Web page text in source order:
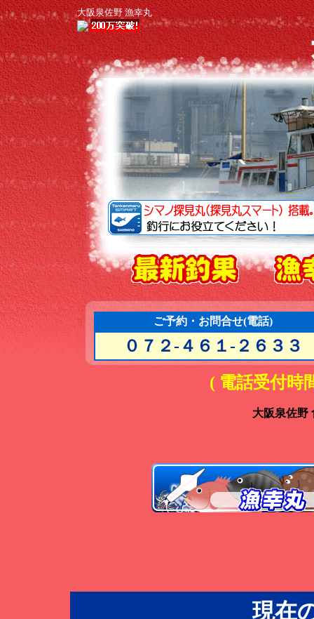
大阪泉佐野 漁幸丸
ご予約・お問合せ(電話)
０７２-４６１-２６３３
( 電話受付時
大阪泉佐野
現在